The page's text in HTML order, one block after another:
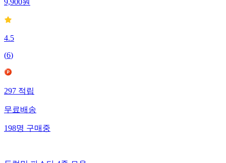
9,900원
4.5
(6)
297적립
무료배송
198명구매중